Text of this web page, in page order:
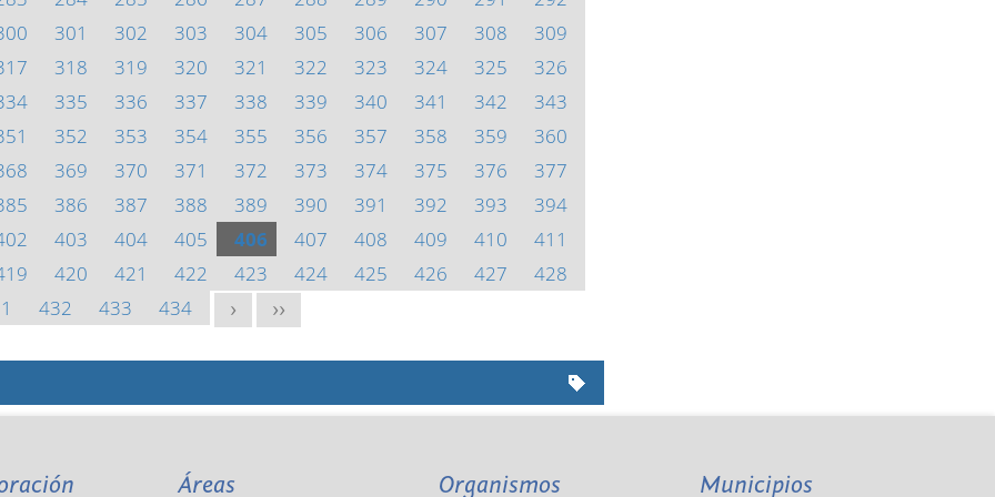
301 302 303 304 305 306 307 308
309
318 319 320 321 322 323 324 325
326
335 336 337 338 339 340 341 342
343
352 353 354 355 356 357 358 359
360
369 370 371 372 373 374 375 376
377
386 387 388 389 390 391 392 393
394
403 404 405 406 407 408 409 410
411
420 421 422 423 424 425 426 427
428
432 433 434 > >>
Áreas Organismos Municipios